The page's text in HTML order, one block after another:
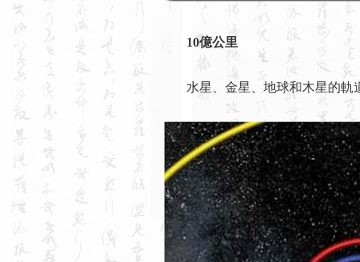
10億公里
水星、金星、地球和木星的軌